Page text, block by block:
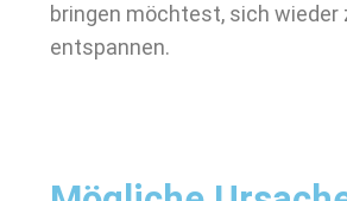
bringen möchtest, sich wieder
entspannen.